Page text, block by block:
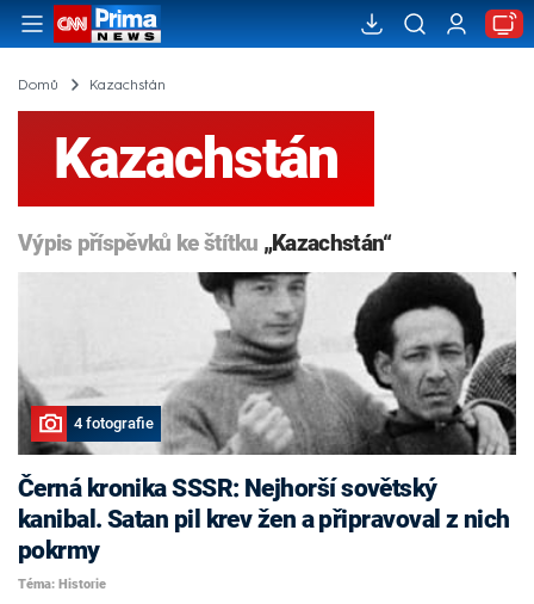
Domů Kazachstán
Kazachstán
Výpis příspěvků ke štítku „Kazachstán“
4 fotografie
Černá kronika SSSR: Nejhorší sovětský
kanibal. Satan pil krev žen a připravoval z nich
pokrmy
Téma: Historie